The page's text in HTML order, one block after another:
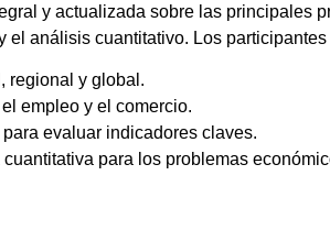
y actualizada sobre las principales
análisis cuantitativo. Los
regional y global.
empleo y el comercio.
evaluar indicadores claves.
para los problemas